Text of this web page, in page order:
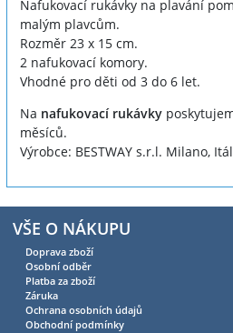
Nafukovací rukávky na plavání
malým plavcům.
Rozměr 23 x 15 cm.
2 nafukovací komory.
Vhodné pro děti od 3 do 6 let.
Na nafukovací rukávky
měsíců.
Výrobce: BESTWAY s.r.l. Milano,
VŠE O NÁKUPU
Doprava zboží
Osobní odběr
Platba za zboží
Záruka
Ochrana osobních údajů
Obchodní podmínky